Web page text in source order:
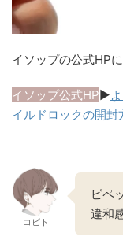
イソップの公式HP
イソップ公式HP▶︎
イルドロックの開
コビト
ピペ
違和